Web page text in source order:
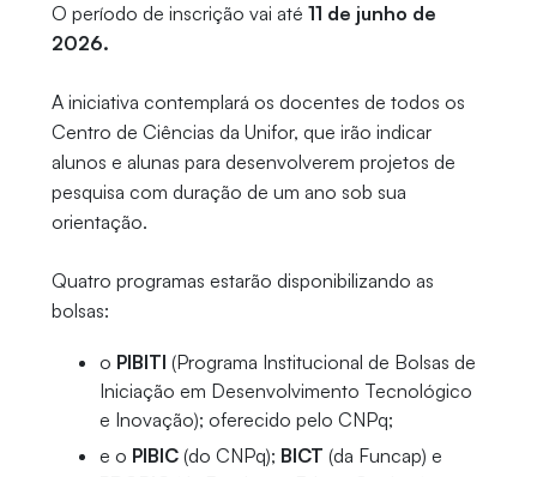
O período de inscrição vai até 11 de junho de
2026.
A iniciativa contemplará os docentes de todos os
Centro de Ciências da Unifor, que irão indicar
alunos e alunas para desenvolverem projetos de
pesquisa com duração de um ano sob sua
orientação.
Quatro programas estarão disponibilizando as
bolsas:
o PIBITI (Programa Institucional de Bolsas de
Iniciação em Desenvolvimento Tecnológico
e Inovação); oferecido pelo CNPq;
e o PIBIC (do CNPq); BICT (da Funcap) e